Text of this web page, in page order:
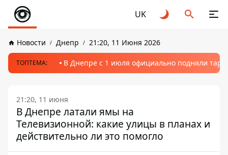
UK
Новости Днепр 21:20, 11 Июня 2026
ТОПТЕМА: В Днепре с 1 июля официально подняли
21:20, 11 июня
В Днепре латали ямы на
Телевизионной: какие улицы в планах и
действительно ли это помогло